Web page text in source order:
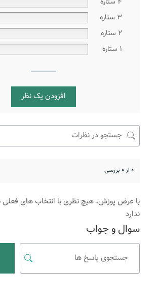
3 ستاره
2 ستاره
1 ستاره
افزودن یک نظر
0 از 0 بررسی
با عرض پوزش، هیچ نظری با انتخاب های
ندارد
سوال و جواب